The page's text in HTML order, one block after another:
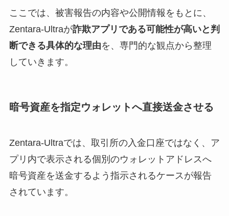
ここでは、被害報告の内容や公開情報をもとに、
Zentara-Ultraが詐欺アプリである可能性が高いと判
断できる具体的な理由を、専門的な観点から整理
していきます。
暗号資産を指定ウォレットへ直接送金させる
Zentara-Ultraでは、取引所の入金口座ではなく、ア
プリ内で表示される個別のウォレットアドレスへ
暗号資産を送金するよう指示されるケースが報告
されています。